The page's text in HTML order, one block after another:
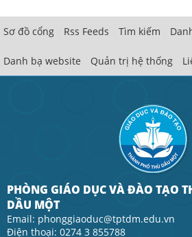
Sơ đồ cổng Rss Feeds Tìm kiếm
Danh bạ website Quản trị hệ thống
PHÒNG GIÁO DỤC VÀ ĐÀO TẠO
DẦU MỘT
Email: phonggiaoduc@tptdm.edu.vn
Điện thoại: 0274 3 855788